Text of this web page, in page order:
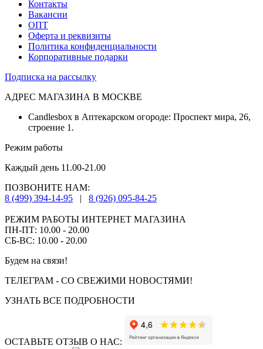
Контакты
Вакансии
ОПТ
Оферта и реквизиты
Политика конфиденциальности
Корпоративные подарки
Подписка на рассылку
АДРЕС МАГАЗИНА В МОСКВЕ
Candlesbox в Аптекарском огороде: Проспект мира, 26,
строение 1.
Режим работы
Каждый день 11.00-21.00
ПОЗВОНИТЕ НАМ:
8 (499) 394-14-95
| 8 (926) 095-84-25
РЕЖИМ РАБОТЫ ИНТЕРНЕТ МАГАЗИНА
ПН-ПТ: 10.00 - 20.00
СБ-ВС: 10.00 - 20.00
Будем на связи!
ТЕЛЕГРАМ - СО СВЕЖИМИ НОВОСТЯМИ!
УЗНАТЬ ВСЕ ПОДРОБНОСТИ
ОСТАВЬТЕ ОТЗЫВ О НАС: